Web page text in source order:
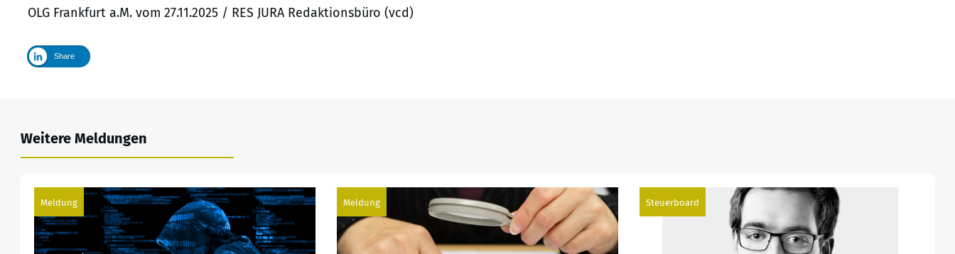
OLG Frankfurt a.M. vom 27.11.2025 / RES JURA Redaktionsbüro (vcd)
Share
Weitere Meldungen
Meldung Meldung Steuerboard